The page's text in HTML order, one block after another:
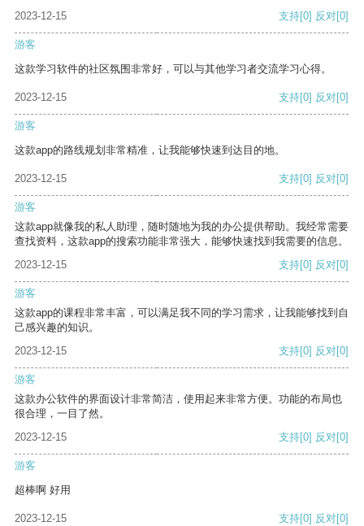
2023-12-15
支持[0] 反对[0]
游客
这款学习软件的社区氛围非常好，可以与其他学习者交流学习心得。
2023-12-15 支持[0] 反对[0]
游客
这款app的路线规划非常精准，让我能够快速到达目的地。
2023-12-15 支持[0] 反对[0]
游客
这款app就像我的私人助理，随时随地为我的办公提供帮助。我经常需要
查找资料，这款app的搜索功能非常强大，能够快速找到我需要的信息。
2023-12-15
支持[0] 反对[0]
游客
这款app的课程非常丰富，可以满足我不同的学习需求，让我能够找到自
己感兴趣的知识。
2023-12-15
支持[0] 反对[0]
游客
这款办公软件的界面设计非常简洁，使用起来非常方便。功能的布局也
很合理，一目了然。
2023-12-15
支持[0] 反对[0]
游客
超棒啊 好用
2023-12-15 支持[0] 反对[0]